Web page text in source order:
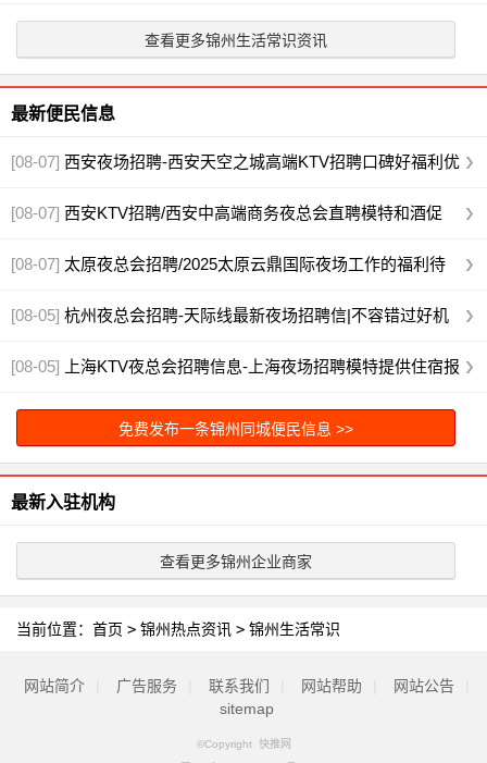
查看更多锦州生活常识资讯
最新便民信息
[08-07] 西安夜场招聘-西安天空之城高端KTV招聘口碑好福利优
越[图]
[08-07] 西安KTV招聘/西安中高端商务夜总会直聘模特和酒促
[图]
[08-07] 太原夜总会招聘/2025太原云鼎国际夜场工作的福利待
遇有哪些[图]
[08-05] 杭州夜总会招聘-天际线最新夜场招聘信|不容错过好机
会[图]
[08-05] 上海KTV夜总会招聘信息-上海夜场招聘模特提供住宿报
路费[图]
免费发布一条锦州同城便民信息 >>
最新入驻机构
查看更多锦州企业商家
当前位置： 首页 > 锦州热点资讯 > 锦州生活常识
网站简介 广告服务 联系我们 网站帮助 网站公告
sitemap
©Copyright 快推网